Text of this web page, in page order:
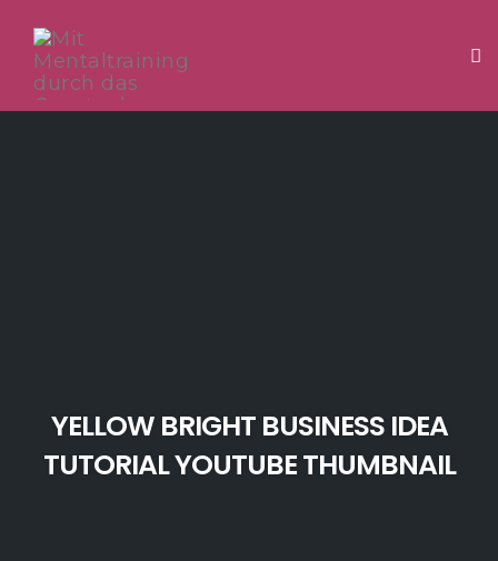
YELLOW BRIGHT BUSINESS IDEA
TUTORIAL YOUTUBE THUMBNAIL